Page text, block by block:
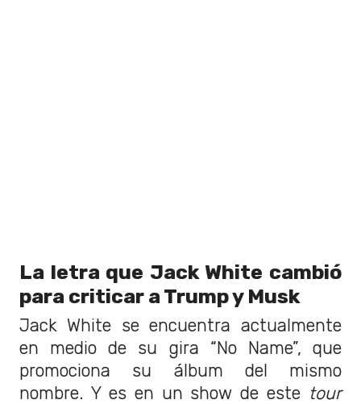
La letra que Jack White cambió
para criticar a Trump y Musk
Jack White se encuentra actualmente
en medio de su gira “No Name”, que
promociona su álbum del mismo
nombre. Y es en un show de este tour